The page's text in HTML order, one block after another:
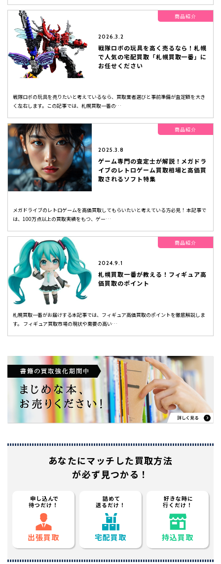
商品紹介
2026.3.2
戦隊ロボの玩具を高く売るなら！札幌
で人気の宅配買取「札幌買取一番」に
お任せください
戦隊ロボの玩具を売りたいと考えているなら、買取業者選びと事前準備が査定額を大き
く左右します。この記事では、札幌買取一番の…
商品紹介
2025.3.8
ゲーム専門の査定士が解説！メガドラ
イブのレトロゲーム買取相場と高価買
取されるソフト特集
メガドライブのレトロゲームを高価買取してもらいたいと考えている方必見！ 本記事で
は、100万点以上の買取実績をもつ、ゲー…
商品紹介
2024.9.1
札幌買取一番が教える！フィギュア高
価買取のポイント
札幌買取一番がお届けする本記事では、フィギュア高価買取のポイントを徹底解説しま
す。 フィギュア買取市場の現状や需要の高い…
あなたにマッチした買取方法
が必ず見つかる！
申し込んで
待つだけ！
出張買取
詰めて
送るだけ！
宅配買取
好きな時に
行くだけ！
持込買取